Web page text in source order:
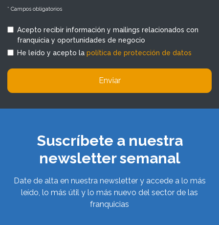
* Campos obligatorios
Acepto recibir información y mailings relacionados con
franquicia y oportunidades de negocio
He leído y acepto la política de protección de datos
Enviar
Suscríbete a nuestra
newsletter semanal
Date de alta en nuestra newsletter y accede a lo más
leído, lo más útil y lo más nuevo del sector de las
franquicias